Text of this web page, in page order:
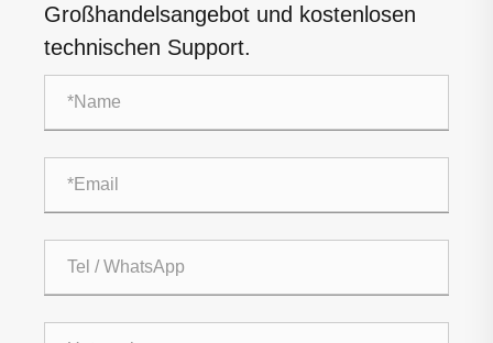
Großhandelsangebot und kostenlosen
technischen Support.